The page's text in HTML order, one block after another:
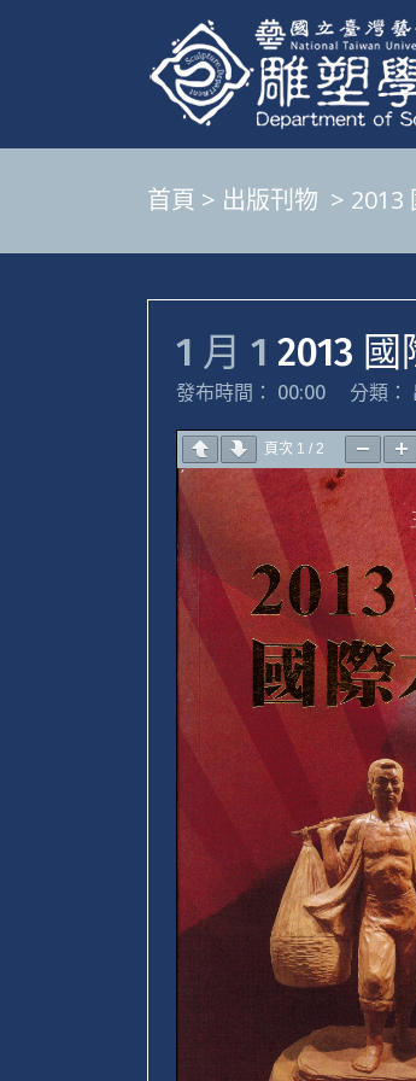
首頁 > 出版刊物 > 2013
1 月 1 2013
發布時間： 00:00 分類：
頁次 1 / 2